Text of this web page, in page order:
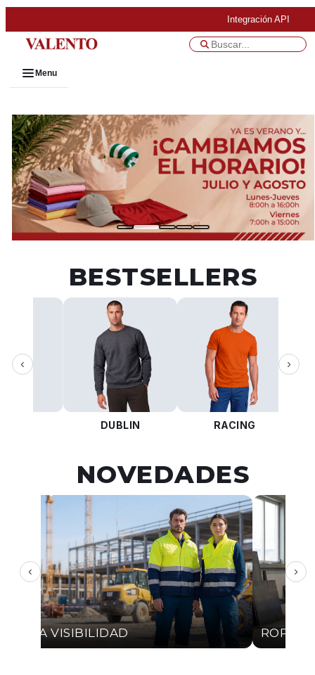
Integración API
Menu
BESTSELLERS
‹
DUBLIN RACING
›
NOVEDADES
‹
ALTA VISIBILIDAD ROPA
›